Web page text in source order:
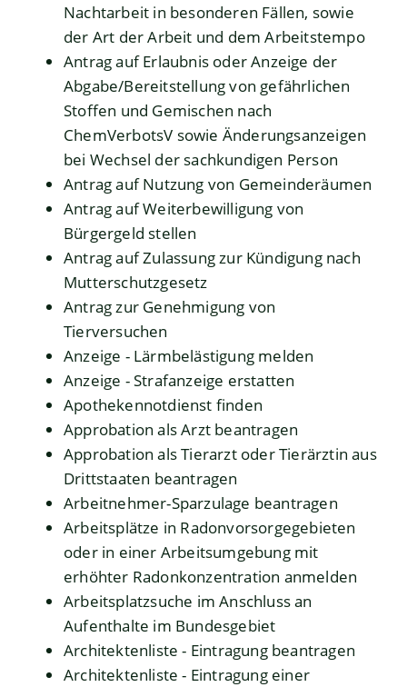
Nachtarbeit in besonderen Fällen, sowie
der Art der Arbeit und dem Arbeitstempo
Antrag auf Erlaubnis oder Anzeige der
Abgabe/Bereitstellung von gefährlichen
Stoffen und Gemischen nach
ChemVerbotsV sowie Änderungsanzeigen
bei Wechsel der sachkundigen Person
Antrag auf Nutzung von Gemeinderäumen
Antrag auf Weiterbewilligung von
Bürgergeld stellen
Antrag auf Zulassung zur Kündigung nach
Mutterschutzgesetz
Antrag zur Genehmigung von
Tierversuchen
Anzeige - Lärmbelästigung melden
Anzeige - Strafanzeige erstatten
Apothekennotdienst finden
Approbation als Arzt beantragen
Approbation als Tierarzt oder Tierärztin aus
Drittstaaten beantragen
Arbeitnehmer-Sparzulage beantragen
Arbeitsplätze in Radonvorsorgegebieten
oder in einer Arbeitsumgebung mit
erhöhter Radonkonzentration anmelden
Arbeitsplatzsuche im Anschluss an
Aufenthalte im Bundesgebiet
Architektenliste - Eintragung beantragen
Architektenliste - Eintragung einer